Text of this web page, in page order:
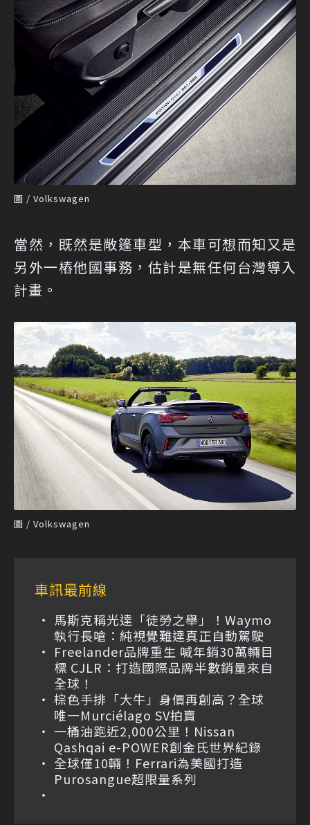
圖 / Volkswagen
當然，既然是敞篷車型，本車可想而知又是
另外一樁他國事務，估計是無任何台灣導入
計畫。
圖 / Volkswagen
車訊最前線
馬斯克稱光達「徒勞之舉」！Waymo
執行長嗆：純視覺難達真正自動駕駛
Freelander品牌重生 喊年銷30萬輛目
標 CJLR：打造國際品牌半數銷量來自
全球！
棕色手排「大牛」身價再創高？全球
唯一Murciélago SV拍賣
一桶油跑近2,000公里！Nissan
Qashqai e-POWER創金氏世界紀錄
全球僅10輛！Ferrari為美國打造
Purosangue超限量系列